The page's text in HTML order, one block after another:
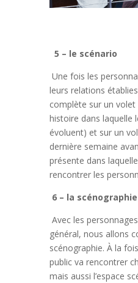
5 – le scénario
Une fois les
leurs relations
complète sur un volet
histoire dans laquelle
évoluent) et sur un
dernière semaine
présente dans
rencontrer les
6 – la scénographie
Avec les
général, nous allons
scénographie. À la
public va rencontrer
mais aussi l’espace